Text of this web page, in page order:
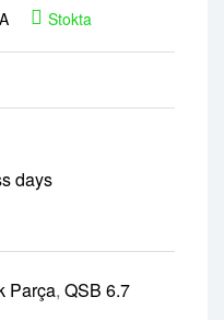
Stokta
days
Parça, QSB 6.7